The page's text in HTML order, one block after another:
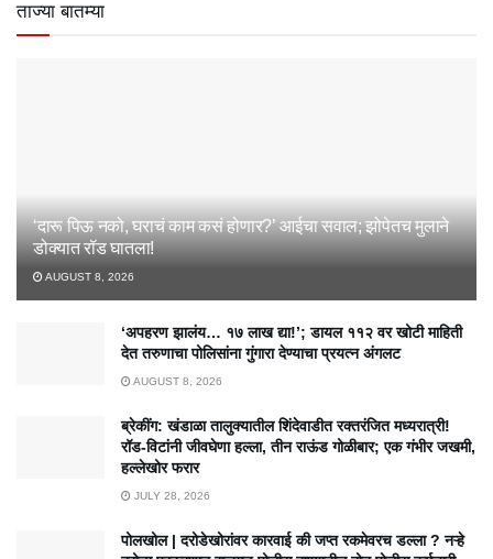
ताज्या बातम्या
‘दारू पिऊ नको, घराचं काम कसं होणार?’ आईचा सवाल; झोपेतच मुलाने
डोक्यात रॉड घातला!
AUGUST 8, 2026
‘अपहरण झालंय… १७ लाख द्या!’; डायल ११२ वर खोटी माहिती
देत तरुणाचा पोलिसांना गुंगारा देण्याचा प्रयत्न अंगलट
AUGUST 8, 2026
ब्रेकींग: खंडाळा तालुक्यातील शिंदेवाडीत रक्तरंजित मध्यरात्री!
रॉड-विटांनी जीवघेणा हल्ला, तीन राऊंड गोळीबार; एक गंभीर जखमी,
हल्लेखोर फरार
JULY 28, 2026
पोलखोल | दरोडेखोरांवर कारवाई की जप्त रकमेवरच डल्ला ? नऱ्हे